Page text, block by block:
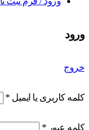
ورود
خروج
کلمه کاربری یا ایمیل *
کلمه عبور *